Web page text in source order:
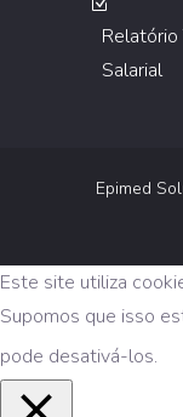
Relatório
Salarial
Epimed
Este site utiliza
Supomos que isso
pode desativá-los.